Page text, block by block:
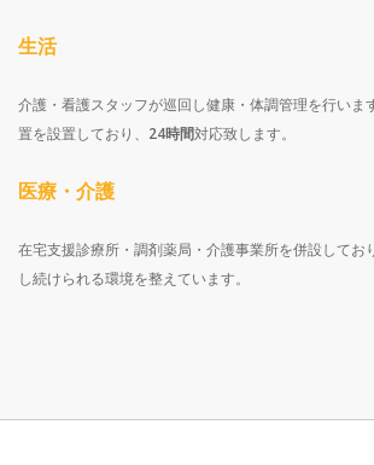
生活
介護・看護スタッフが巡回し健康・体調管理を行います
置を設置しており、 24時間対応致します。
医療・介護
在宅支援診療所・調剤薬局・介護事業所を併設してお
し続けられる環境を整えています。